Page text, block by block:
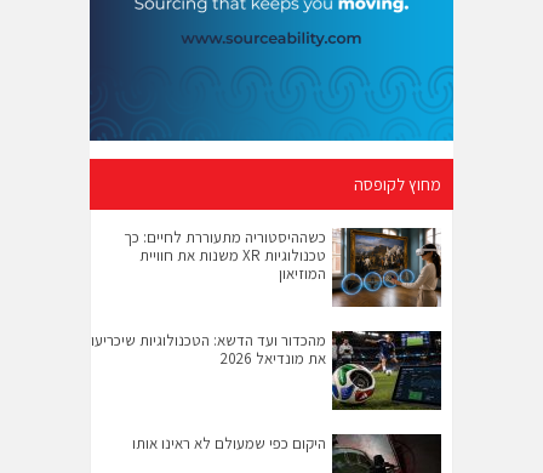
מחוץ לקופסה
כשההיסטוריה מתעוררת לחיים: כך
טכנולוגיות XR משנות את חוויית
המוזיאון
מהכדור ועד הדשא: הטכנולוגיות שיכריעו
את מונדיאל 2026
היקום כפי שמעולם לא ראינו אותו